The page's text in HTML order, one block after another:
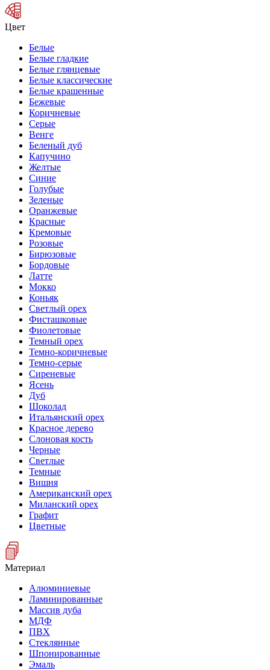
Цвет
Белые
Белые гладкие
Белые глянцевые
Белые классические
Белые крашенные
Бежевые
Коричневые
Серые
Венге
Беленый дуб
Капучино
Желтые
Синие
Голубые
Зеленые
Оранжевые
Красные
Кремовые
Розовые
Бирюзовые
Бордовые
Латте
Мокко
Коньяк
Светлый орех
Фисташковые
Фиолетовые
Темный орех
Темно-коричневые
Темно-серые
Сиреневые
Ясень
Дуб
Шоколад
Итальянский орех
Красное дерево
Слоновая кость
Черные
Светлые
Темные
Вишня
Американский орех
Миланский орех
Графит
Цветные
Материал
Алюминиевые
Ламинированные
Массив дуба
МДФ
ПВХ
Стеклянные
Шпонированные
Эмаль